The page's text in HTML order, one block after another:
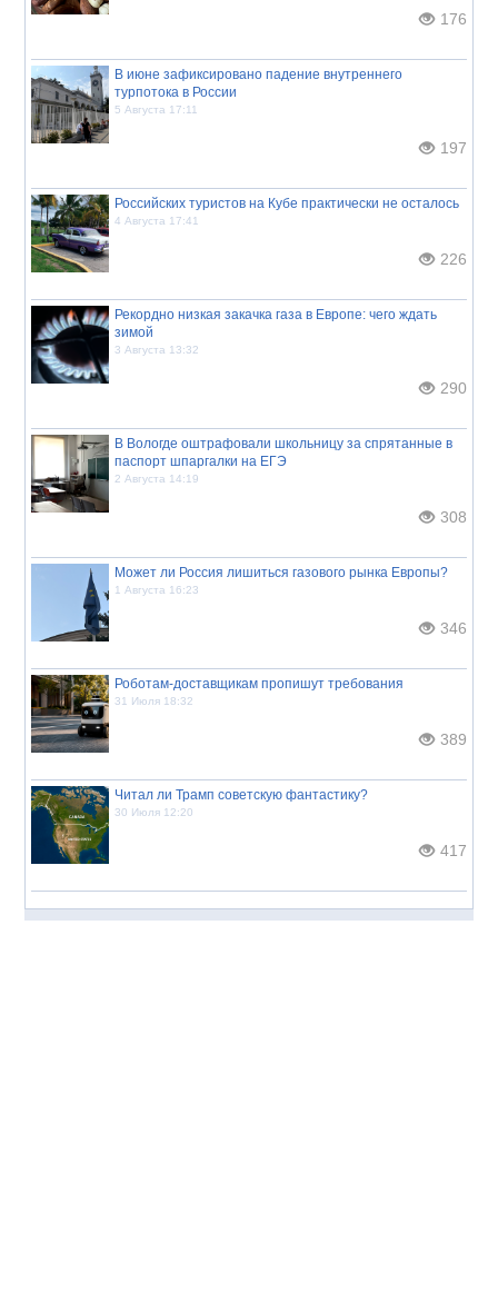
176
В июне зафиксировано падение внутреннего
турпотока в России
5 Августа 17:11
197
Российских туристов на Кубе практически не осталось
4 Августа 17:41
226
Рекордно низкая закачка газа в Европе: чего ждать
зимой
3 Августа 13:32
290
В Вологде оштрафовали школьницу за спрятанные в
паспорт шпаргалки на ЕГЭ
2 Августа 14:19
308
Может ли Россия лишиться газового рынка Европы?
1 Августа 16:23
346
Роботам-доставщикам пропишут требования
31 Июля 18:32
389
Читал ли Трамп советскую фантастику?
30 Июля 12:20
417